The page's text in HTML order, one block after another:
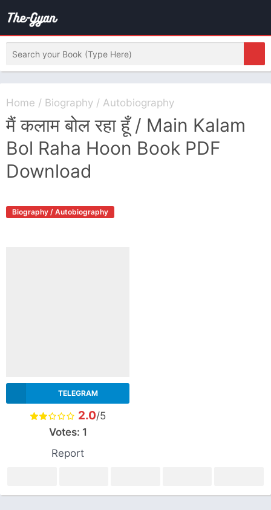
Home / Biography / Autobiography
मैं कलाम बोल रहा हूँ / Main Kalam
Bol Raha Hoon Book PDF
Download
Biography / Autobiography
TELEGRAM
2.0/5
Votes: 1
Report